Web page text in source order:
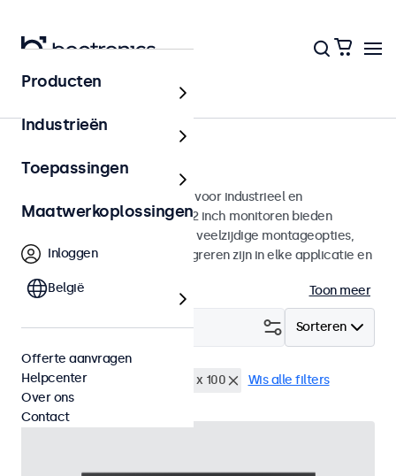
Monitoren
22 inch monitoren
22 inch monitoren ontworpen voor industrieel en
commercieel gebruik. Deze 22 inch monitoren bieden
diverse videoaansluitingen en veelzijdige montageopties,
waarmee ze naadloos te integreren zijn in elke applicatie en
Toon meer
Sorteren
Filter (2)
22 inch monitoren VESA 100 x 100 Wis alle filters
Producten
Industrieën
Toepassingen
Maatwerkoplossingen
Inloggen
België
Offerte aanvragen
Helpcenter
Over ons
Contact